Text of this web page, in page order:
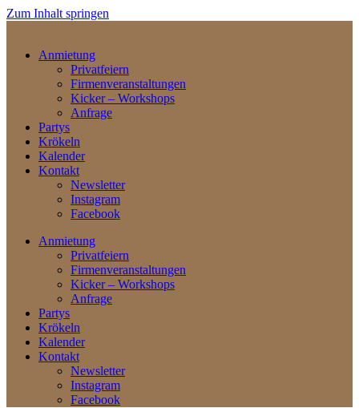
Zum Inhalt springen
Anmietung
Privatfeiern
Firmenveranstaltungen
Kicker – Workshops
Anfrage
Partys
Krökeln
Kalender
Kontakt
Newsletter
Instagram
Facebook
Anmietung
Privatfeiern
Firmenveranstaltungen
Kicker – Workshops
Anfrage
Partys
Krökeln
Kalender
Kontakt
Newsletter
Instagram
Facebook